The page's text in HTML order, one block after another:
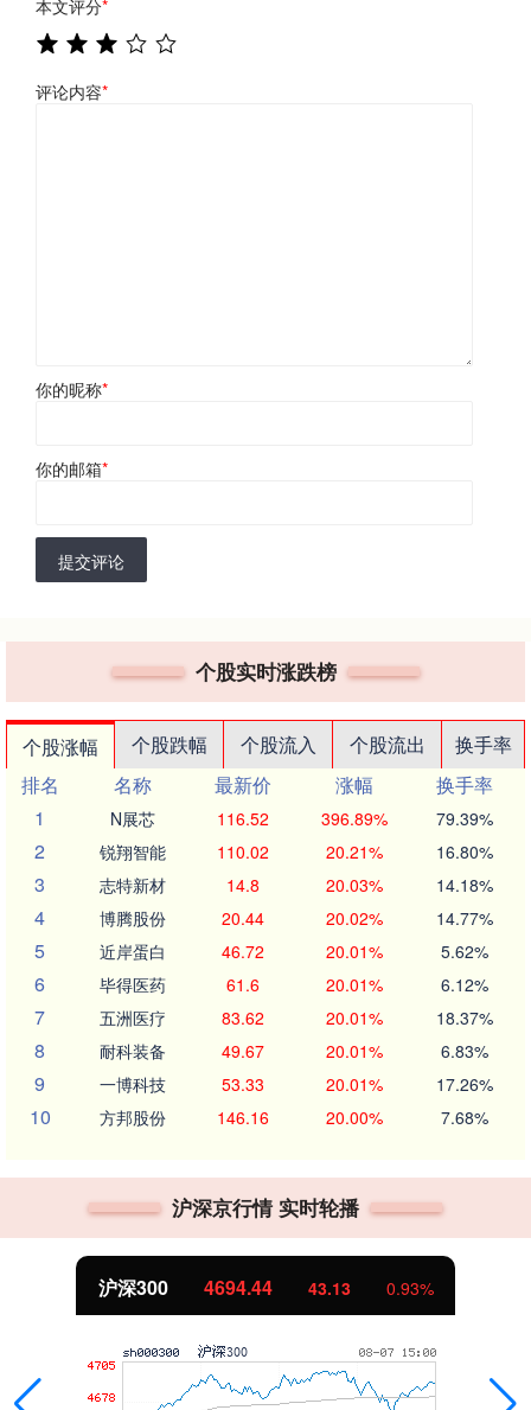
本文评分*
评论内容*
你的昵称*
你的邮箱*
提交评论
个股实时涨跌榜
个股涨幅 个股跌幅 个股流入 个股流出
换手率
排名
名称 最新价 涨幅
换手率
1
N展芯 116.52 396.89% 79.39%
2 锐翔智能 110.02 20.21% 16.80%
3 志特新材 14.8 20.03% 14.18%
4 博腾股份 20.44 20.02% 14.77%
5 近岸蛋白 46.72 20.01% 5.62%
6 毕得医药 61.6 20.01% 6.12%
7 五洲医疗 83.62 20.01% 18.37%
8 耐科装备 49.67 20.01% 6.83%
9 一博科技 53.33 20.01% 17.26%
10 方邦股份 146.16 20.00% 7.68%
沪深京行情 实时轮播
沪深300 4694.44 43.13 0.93%